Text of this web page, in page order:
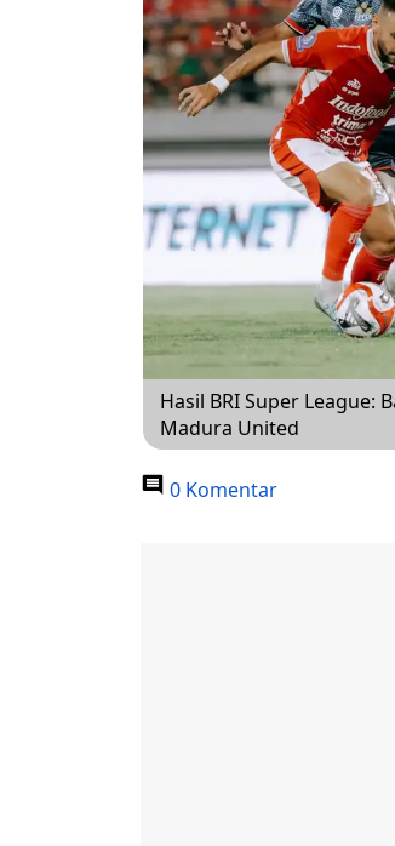
Hasil BRI Super League:
Madura United
0 Komentar